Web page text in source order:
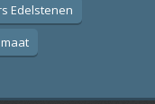
Edelstenen